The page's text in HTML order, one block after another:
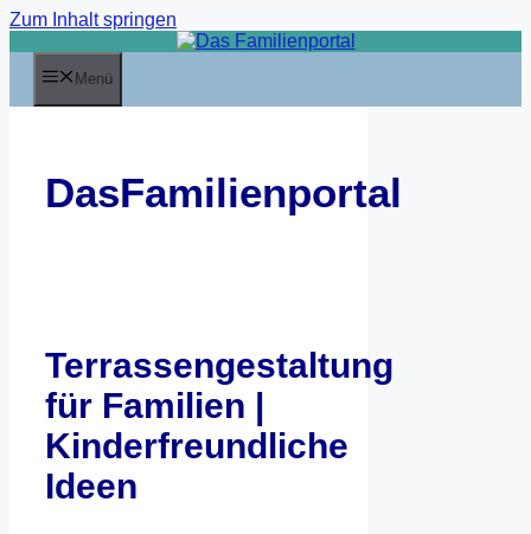
Zum Inhalt springen
Menü
DasFamilienportal
Terrassengestaltung
für Familien |
Kinderfreundliche
Ideen